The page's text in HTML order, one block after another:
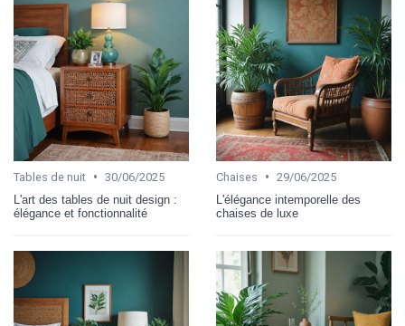
Tables de nuit • 30/06/2025
L'art des tables de nuit design :
élégance et fonctionnalité
Chaises • 29/06/2025
L'élégance intemporelle des
chaises de luxe